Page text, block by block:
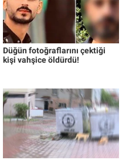
Düğün fotoğraflarını çektiği
kişi vahşice öldürdü!